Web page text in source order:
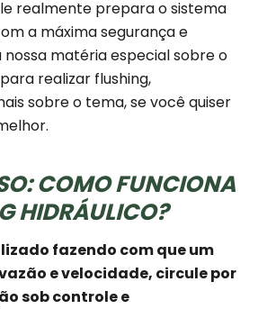
realmente prepara o sistema
a máxima segurança e
nossa matéria especial sobre o
realizar flushing,
sobre o tema, se você quiser
COMO FUNCIONA
HIDRÁULICO?
fazendo com que um
e velocidade, circule por
sob controle e